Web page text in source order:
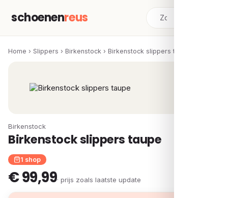
schoenenreus
Home › Slippers › Birkenstock › Birkenstock slippers taupe
Birkenstock
Birkenstock slippers taupe
1 shop
€ 99,99· prijs zoals laatste update